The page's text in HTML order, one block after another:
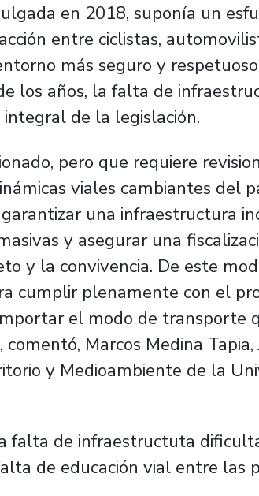
en 2018, suponía un
entre ciclistas,
más seguro y
los años, la falta de
de la legislación.
pero que requiere
viales cambiantes del
una infraestructura
y asegurar una
y la convivencia. De este
cumplir plenamente con el
el modo de transporte
Marcos Medina Tapia,
y Medioambiente de la
falta de infraestructuta
de educación vial entre las